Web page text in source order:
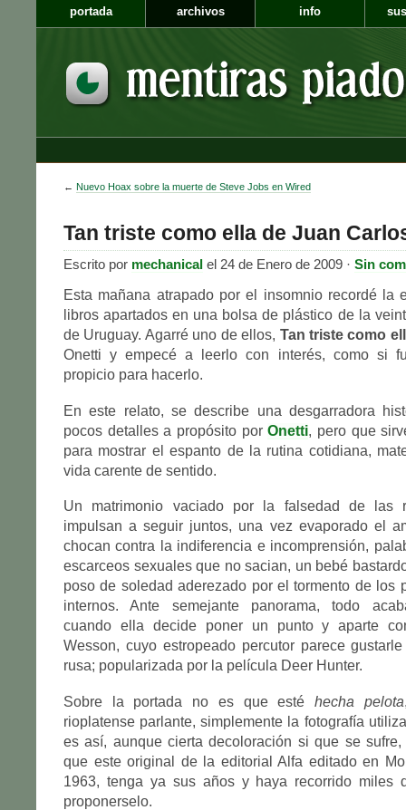
portada archivos info
← Nuevo Hoax sobre la muerte de Steve Jobs en Wired
Tan triste como ella de Juan
Escrito por mechanical el 24 de Enero de 2009 · Sin
Esta mañana atrapado por el insomnio recordé la
libros apartados en una bolsa de plástico de la
de Uruguay. Agarré uno de ellos, Tan triste como
Onetti y empecé a leerlo con interés, como si
propicio para hacerlo.
En este relato, se describe una desgarradora
pocos detalles a propósito porOnetti, pero que
para mostrar el espanto de la rutina cotidiana,
vida carente de sentido.
Un matrimonio vaciado por la falsedad de las
impulsan a seguir juntos, una vez evaporado el
chocan contra la indiferencia e incomprensión,
escarceos sexuales que no sacian, un bebé
poso de soledad aderezado por el tormento de los
internos. Ante semejante panorama, todo
cuando ella decide poner un punto y aparte
Wesson, cuyo estropeado percutor parece
rusa; popularizada por la película Deer Hunter.
Sobre la portada no es que estéhecha pelota
rioplatense parlante, simplemente la fotografía
es así, aunque cierta decoloración si que se
que este original de la editorial Alfa editado en
1963, tenga ya sus años y haya recorrido miles
proponerselo.